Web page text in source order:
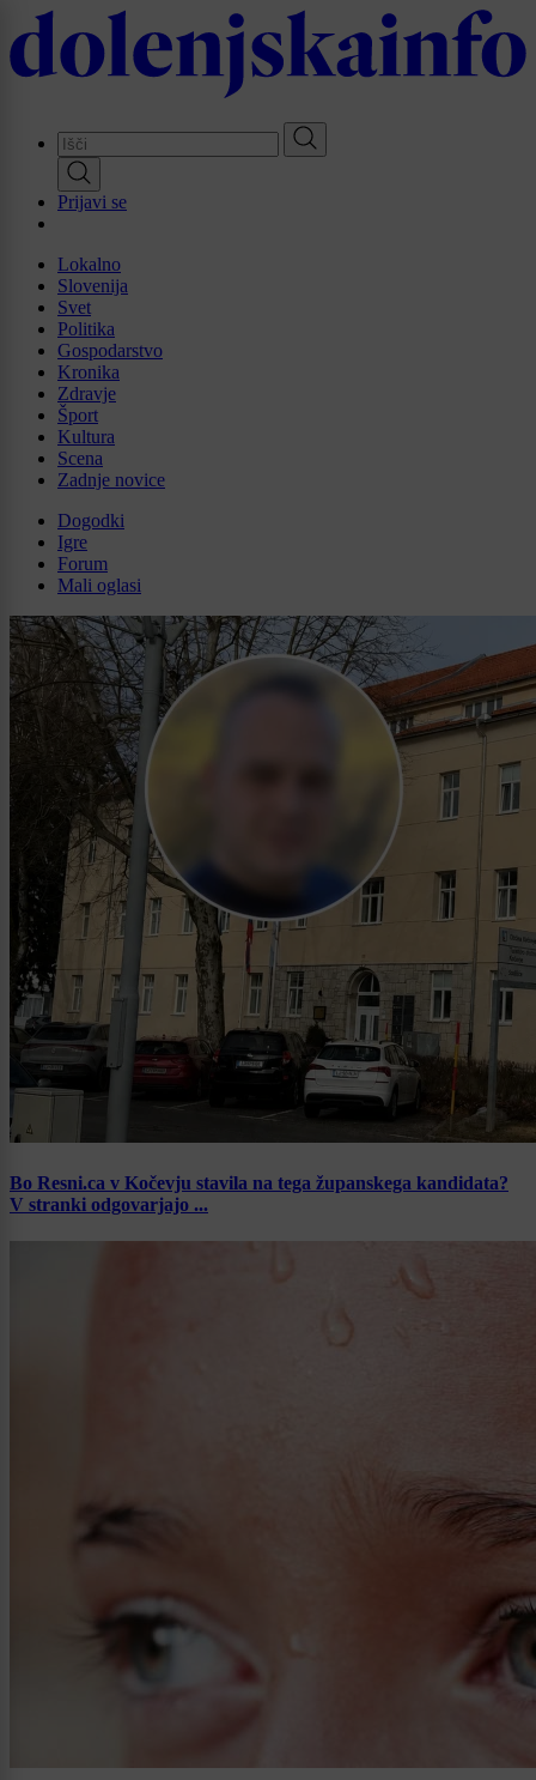
Skip
to
main
Prijavi se
Lokalno
Slovenija
Svet
Politika
Gospodarstvo
Kronika
Zdravje
Šport
Kultura
Scena
Zadnje novice
Dogodki
Igre
Forum
Mali oglasi
Bo Resni.ca v Kočevju stavila na tega županskega kandidata?
V stranki odgovarjajo ...